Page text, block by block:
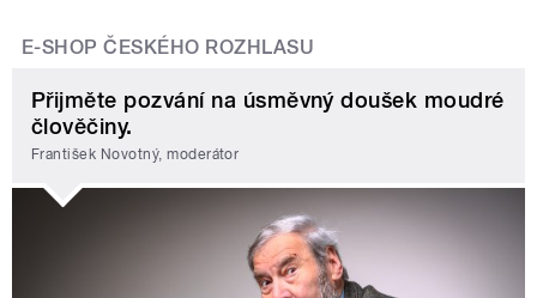
E-SHOP ČESKÉHO ROZHLASU
Přijměte pozvání na úsměvný doušek moudré
člověčiny.
František Novotný, moderátor